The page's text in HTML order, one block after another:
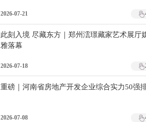
2026-07-21
此刻入境 尽藏东方｜郑州澐璟藏家艺术展厅
雅落幕
2026-07-18
重磅｜河南省房地产开发企业综合实力50强
2026-07-08